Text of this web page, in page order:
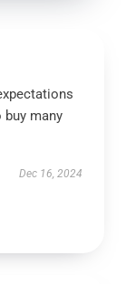
many
Dec 16, 2024